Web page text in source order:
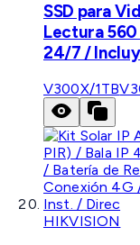
SSD para
Lectura 560
24/7 /
V300X/1TB
HIKVISION